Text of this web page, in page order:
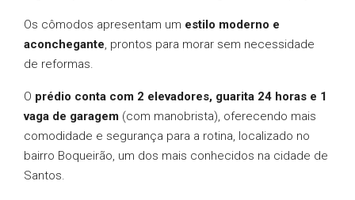
Os cômodos apresentam um estilo moderno e
aconchegante, prontos para morar sem necessidade
de reformas.
O prédio conta com 2 elevadores, guarita 24 horas e 1
vaga de garagem (com manobrista), oferecendo mais
comodidade e segurança para a rotina, localizado no
bairro Boqueirão, um dos mais conhecidos na cidade de
Santos.